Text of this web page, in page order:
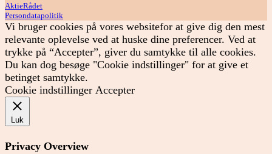
AktieRådet
Persondatapolitik
Vi bruger cookies på vores websitefor at give dig den mest
relevante oplevelse ved at huske dine preferencer. Ved at
trykke på “Accepter”, giver du samtykke til alle cookies.
Du kan dog besøge "Cookie indstillinger" for at give et
betinget samtykke.
Cookie indstillinger Accepter
Luk
Privacy Overview